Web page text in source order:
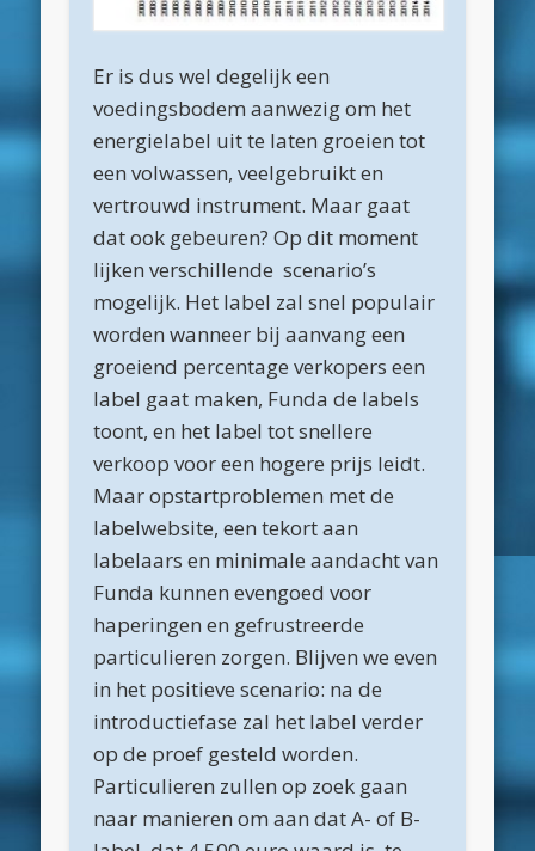
februari 2016
december 2015
november 2015
oktober 2015
september 2015
augustus 2015
juli 2015
juni 2015
mei 2015
april 2015
maart 2015
februari 2015
december 2014
november 2014
oktober 2014
september 2014
Er is dus wel degelijk een
voedingsbodem aanwezig om het
energielabel uit te laten groeien tot
een volwassen, veelgebruikt en
vertrouwd instrument. Maar gaat
dat ook gebeuren? Op dit moment
lijken verschillende scenario’s
mogelijk. Het label zal snel populair
worden wanneer bij aanvang een
groeiend percentage verkopers een
label gaat maken, Funda de labels
toont, en het label tot snellere
verkoop voor een hogere prijs leidt.
Maar opstartproblemen met de
labelwebsite, een tekort aan
labelaars en minimale aandacht van
Funda kunnen evengoed voor
haperingen en gefrustreerde
particulieren zorgen. Blijven we even
in het positieve scenario: na de
introductiefase zal het label verder
op de proef gesteld worden.
Particulieren zullen op zoek gaan
naar manieren om aan dat A- of B-